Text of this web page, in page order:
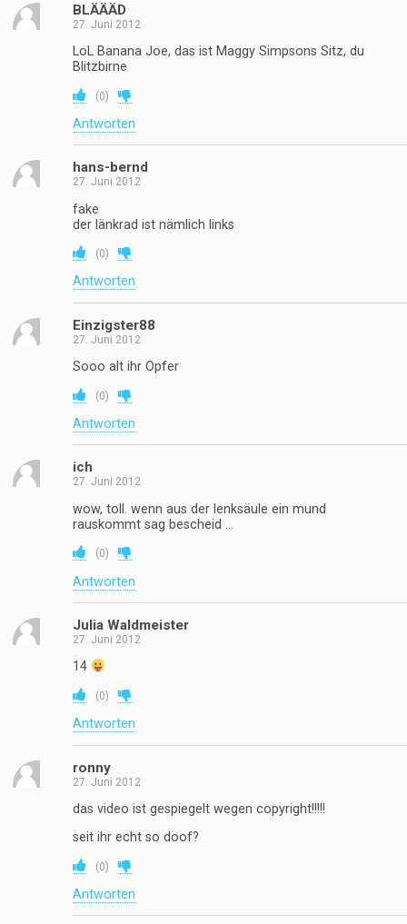
BLÄÄÄD
27. Juni 2012
LoL Banana Joe, das ist Maggy Simpsons Sitz, du
Blitzbirne
(0)
Antworten
hans-bernd
27. Juni 2012
fake
der länkrad ist nämlich links
(0)
Antworten
Einzigster88
27. Juni 2012
Sooo alt ihr Opfer
(0)
Antworten
ich
27. Juni 2012
wow, toll. wenn aus der lenksäule ein mund
rauskommt sag bescheid …
(0)
Antworten
Julia Waldmeister
27. Juni 2012
14
(0)
Antworten
ronny
27. Juni 2012
das video ist gespiegelt wegen copyright!!!!!
seit ihr echt so doof?
(0)
Antworten